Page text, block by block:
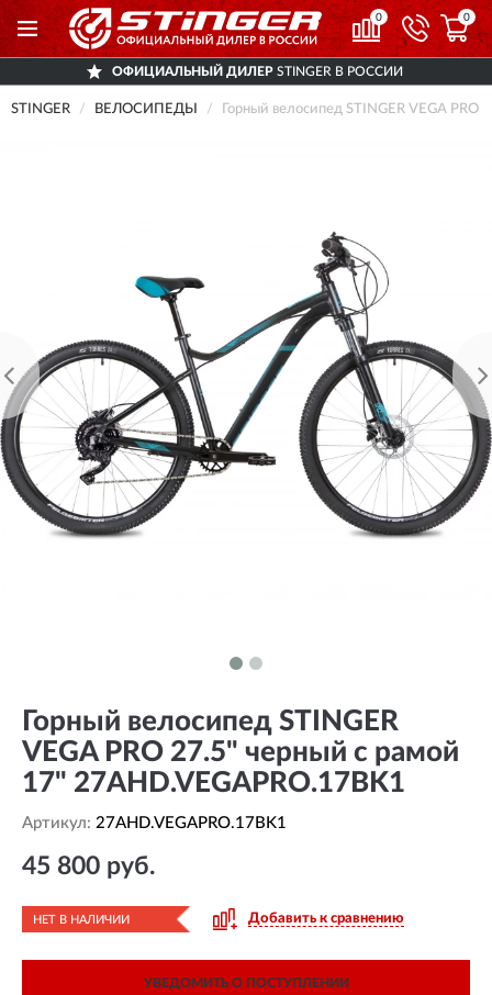
0 0
ОФИЦИАЛЬНЫЙ ДИЛЕР STINGER В РОССИИ
STINGER ВЕЛОСИПЕДЫ Горный велосипед STINGER VEGA
Горный велосипед STINGER
VEGA PRO 27.5" черный с рамой
17" 27AHD.VEGAPRO.17BK1
Артикул: 27AHD.VEGAPRO.17BK1
45 800 руб.
НЕТ В НАЛИЧИИ Добавить к сравнению
УВЕДОМИТЬ О ПОСТУПЛЕНИИ